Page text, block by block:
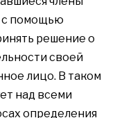
с помощью
решение о
своей
лицо. В таком
над всеми
определения